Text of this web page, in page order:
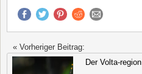
« Vorheriger Beitrag:
Der Volta-region